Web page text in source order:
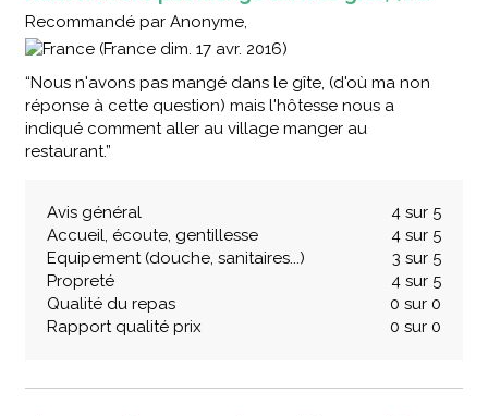
Recommandé par Anonyme,
(France dim. 17 avr. 2016)
“Nous n'avons pas mangé dans le gîte, (d'où ma non
réponse à cette question) mais l'hôtesse nous a
indiqué comment aller au village manger au
restaurant.”
Avis général
4 sur 5
Accueil, écoute, gentillesse
4 sur 5
Equipement (douche, sanitaires...)
3 sur 5
Propreté
4 sur 5
Qualité du repas
0 sur 0
Rapport qualité prix
0 sur 0